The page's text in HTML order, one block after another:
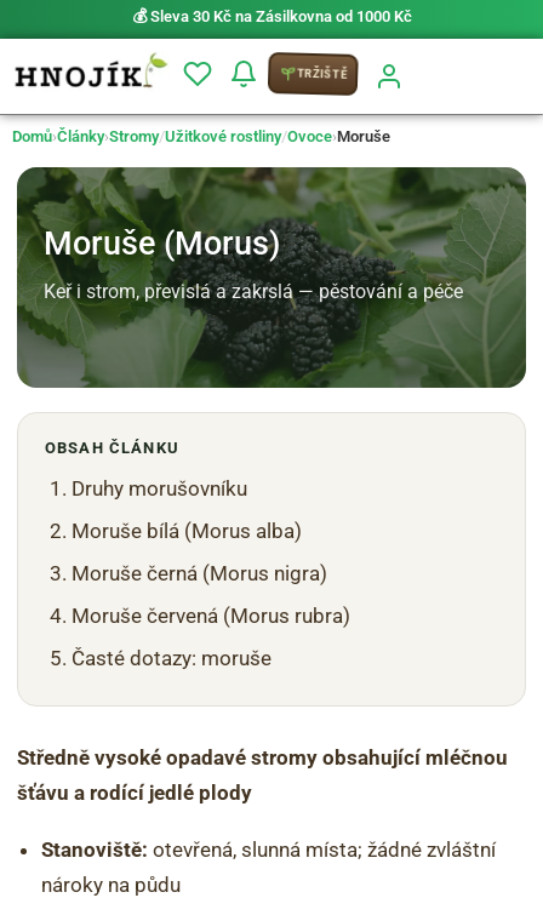
⚡ Možnost PRIO doručení do 24 h
TRŽIŠTĚ
Domů›Články›Stromy/Užitkové rostliny/Ovoce›Moruše
Moruše (Morus)
Keř i strom, převislá a zakrslá — pěstování a péče
OBSAH ČLÁNKU
Druhy morušovníku
Moruše bílá (Morus alba)
Moruše černá (Morus nigra)
Moruše červená (Morus rubra)
Časté dotazy: moruše
Středně vysoké opadavé stromy obsahující mléčnou
šťávu a rodící jedlé plody
Stanoviště: otevřená, slunná místa; žádné zvláštní
nároky na půdu